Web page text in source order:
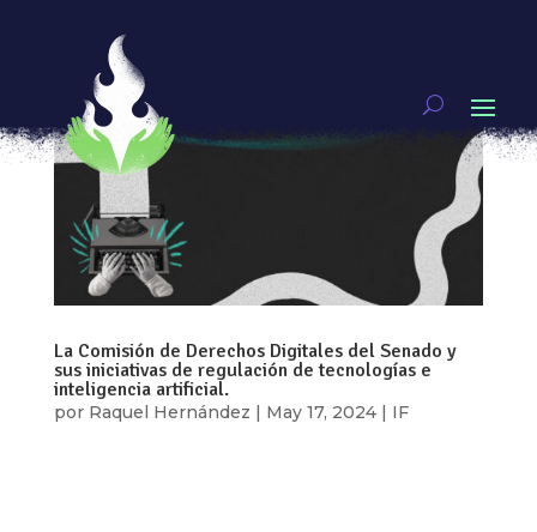
La Comisión de Derechos Digitales del Senado y
sus iniciativas de regulación de tecnologías e
inteligencia artificial.
por Raquel Hernández | May 17, 2024| IF